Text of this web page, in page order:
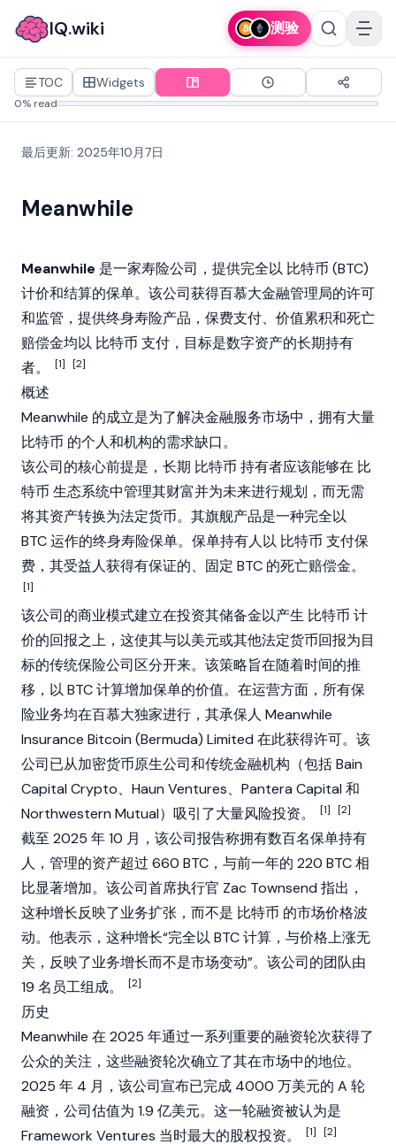
IQ.wiki 测验
TOC Widgets
0% read
最后更新: 2025年10月7日
Meanwhile
Meanwhile 是一家寿险公司，提供完全以 比特币 (BTC)
计价和结算的保单。该公司获得百慕大金融管理局的许可
和监管，提供终身寿险产品，保费支付、价值累积和死亡
赔偿金均以 比特币 支付，目标是数字资产的长期持有
者。
[1] [2]
概述
Meanwhile 的成立是为了解决金融服务市场中，拥有大量
比特币 的个人和机构的需求缺口。
该公司的核心前提是，长期 比特币 持有者应该能够在 比
特币 生态系统中管理其财富并为未来进行规划，而无需
将其资产转换为法定货币。其旗舰产品是一种完全以
BTC 运作的终身寿险保单。保单持有人以 比特币 支付保
费，其受益人获得有保证的、固定 BTC 的死亡赔偿金。
[1]
该公司的商业模式建立在投资其储备金以产生 比特币 计
价的回报之上，这使其与以美元或其他法定货币回报为目
标的传统保险公司区分开来。该策略旨在随着时间的推
移，以 BTC 计算增加保单的价值。在运营方面，所有保
险业务均在百慕大独家进行，其承保人 Meanwhile
Insurance Bitcoin (Bermuda) Limited 在此获得许可。该
公司已从加密货币原生公司和传统金融机构（包括 Bain
Capital Crypto、Haun Ventures、 Pantera Capital 和
Northwestern Mutual）吸引了大量风险投资。
[1] [2]
截至 2025 年 10 月，该公司报告称拥有数百名保单持有
人，管理的资产超过 660 BTC，与前一年的 220 BTC 相
比显著增加。该公司首席执行官 Zac Townsend 指出，
这种增长反映了业务扩张，而不是 比特币 的市场价格波
动。他表示，这种增长“完全以 BTC 计算，与价格上涨无
关，反映了业务增长而不是市场变动”。该公司的团队由
19 名员工组成。
[2]
历史
Meanwhile 在 2025 年通过一系列重要的融资轮次获得了
公众的关注，这些融资轮次确立了其在市场中的地位。
2025 年 4 月，该公司宣布已完成 4000 万美元的 A 轮
融资，公司估值为 1.9 亿美元。这一轮融资被认为是
Framework Ventures 当时最大的股权投资。 [1] [2]